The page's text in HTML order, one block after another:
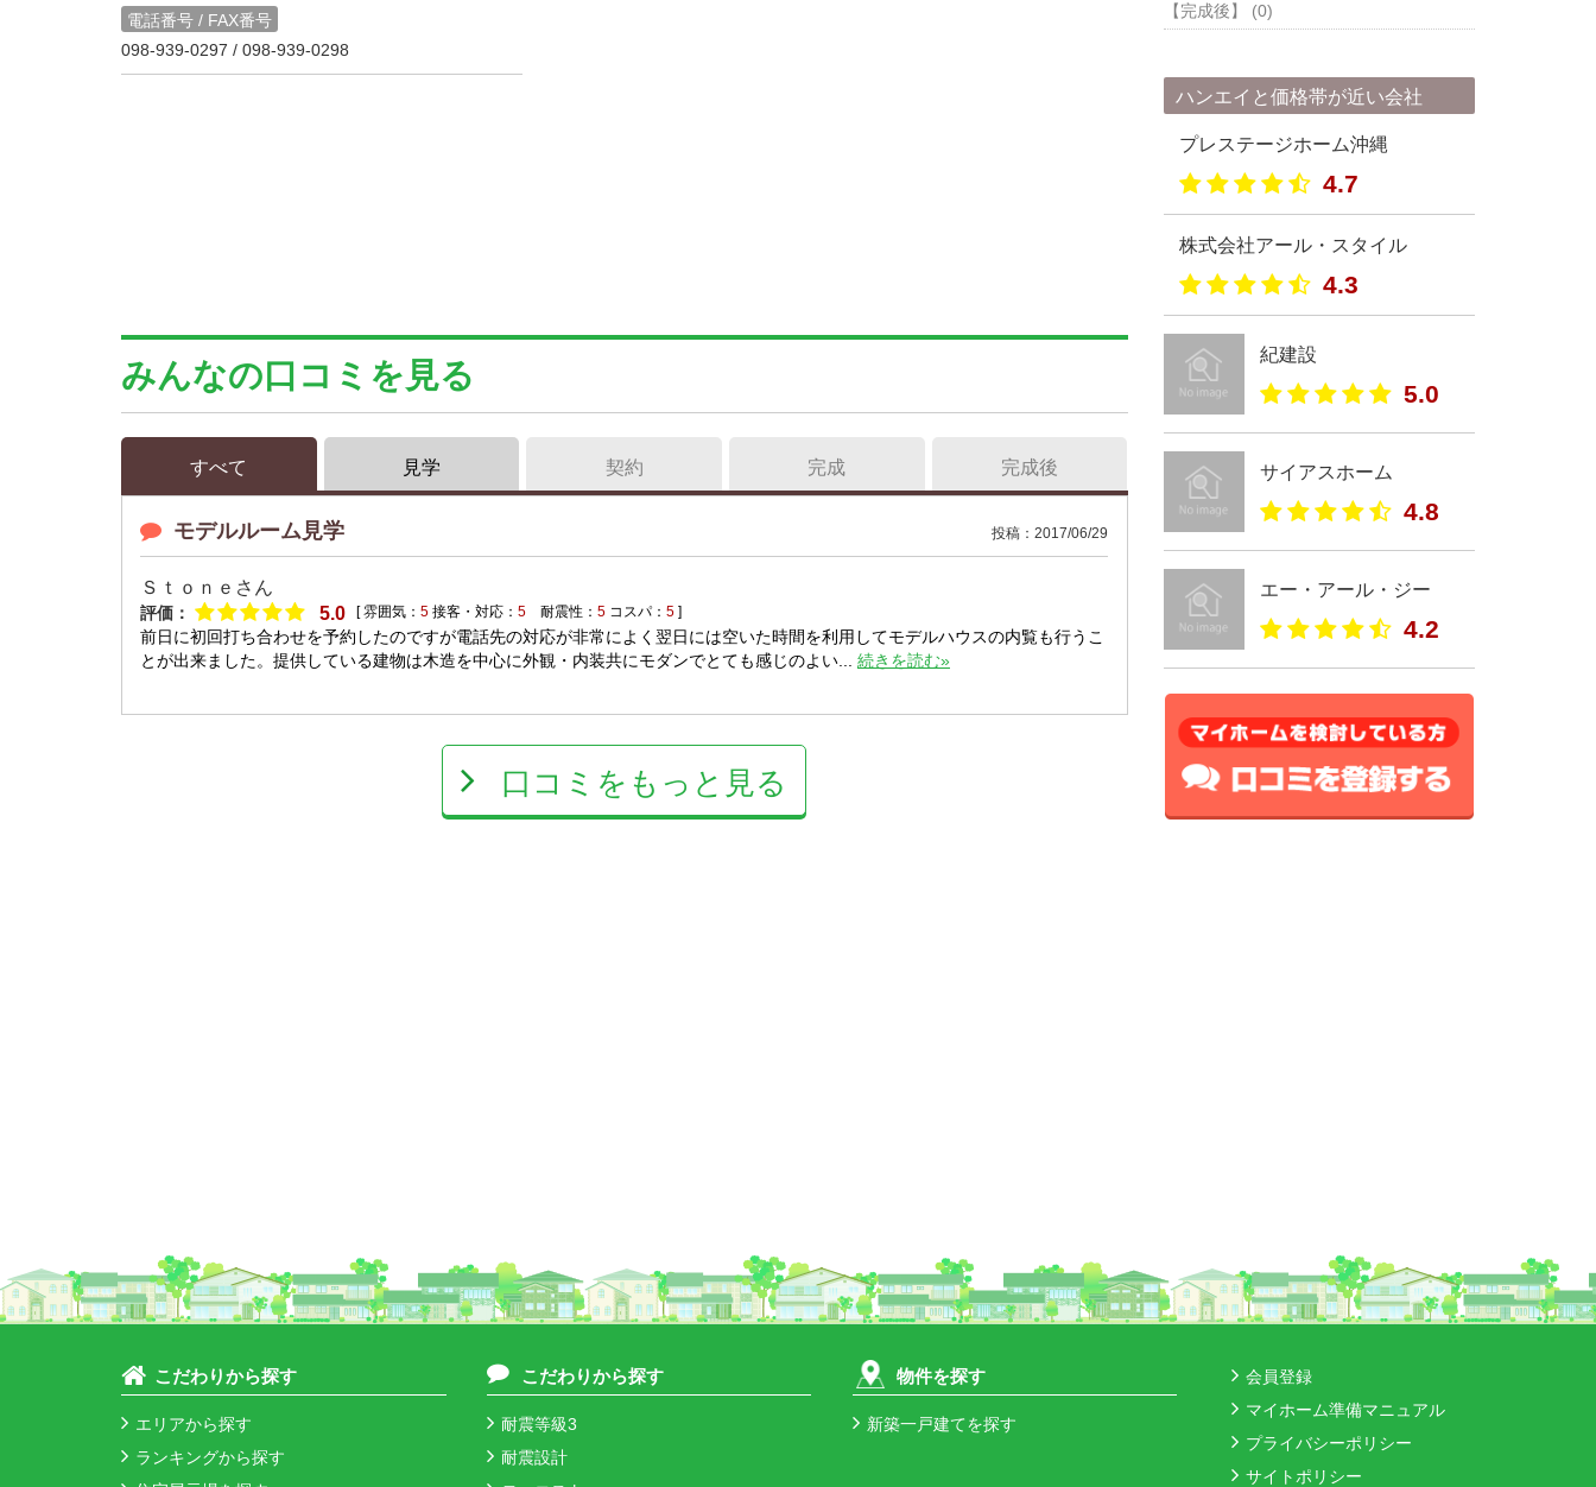
電話番号 / FAX番号
098-939-0297 / 098-939-0298
みんなの口コミを見る
すべて 見学 契約 完成 完成後
モデルルーム見学 投稿：2017/06/29
Ｓｔｏｎｅ さん
評価： 5.0 [ 雰囲気： 5 接客・対応： 5 耐震性： 5 コスパ： 5 ]
前日に初回打ち合わせを予約したのですが電話先の対応が非常によく翌日には空いた時間を利用してモデルハウスの内覧も行うこ
とが出来ました。提供している建物は木造を中心に外観・内装共にモダンでとても感じのよい...
続きを読む»
口コミをもっと見る
【完成後】 (0)
ハンエイと価格帯が近い会社
プレステージホーム沖縄
4.7
株式会社アール・スタイル
4.3
紀建設
5.0
サイアスホーム
4.8
エー・アール・ジー
4.2
こだわりから探す
エリアから探す
ランキングから探す
こだわりから探す
耐震等級3
耐震設計
物件を探す
新築一戸建てを探す
会員登録
マイホーム準備マニュアル
プライバシーポリシー
サイトポリシー